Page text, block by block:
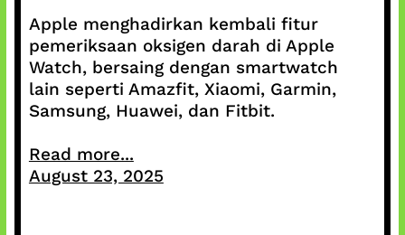
Apple menghadirkan kembali fitur
pemeriksaan oksigen darah di Apple
Watch, bersaing dengan smartwatch
lain seperti Amazfit, Xiaomi, Garmin,
Samsung, Huawei, dan Fitbit.
Read more...
August 23, 2025